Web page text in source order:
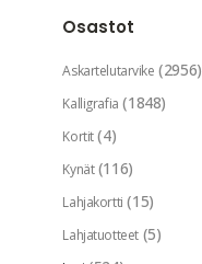
Osastot
Askartelutarvike (2956)
Kalligrafia (1848)
Kortit (4)
Kynät (116)
Lahjakortti (15)
Lahjatuotteet (5)